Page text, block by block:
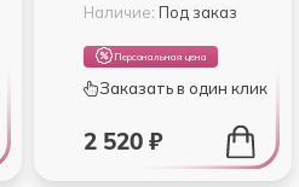
Наличие: Под заказ
Персональная цена
Заказать в один клик
2 520 ₽